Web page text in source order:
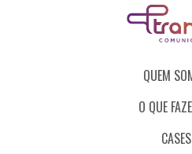
QUEM
O QUE
CASES